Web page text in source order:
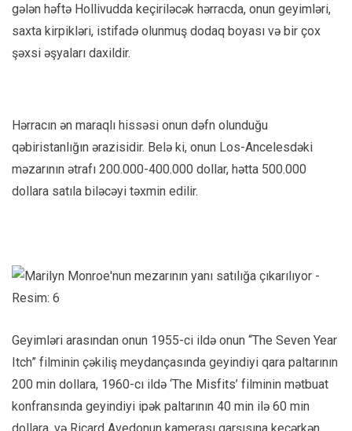
gələn həftə Hollivudda keçiriləcək hərracda, onun geyimləri,
saxta kirpikləri, istifadə olunmuş dodaq boyası və bir çox
şəxsi əşyaları daxildir.
Hərracın ən maraqlı hissəsi onun dəfn olunduğu
qəbiristanlığın ərazisidir. Belə ki, onun Los-Ancelesdəki
məzarının ətrafı 200.000-400.000 dollar, hətta 500.000
dollara satıla biləcəyi təxmin edilir.
Geyimləri arasından onun 1955-ci ildə onun “The Seven Year
Itch” filminin çəkiliş meydançasında geyindiyi qara paltarının
200 min dollara, 1960-cı ildə ‘The Misfits’ filminin mətbuat
konfransında geyindiyi ipək paltarının 40 min ilə 60 min
dollara, və Riçard Avedonun kamerası qarşısına keçərkən